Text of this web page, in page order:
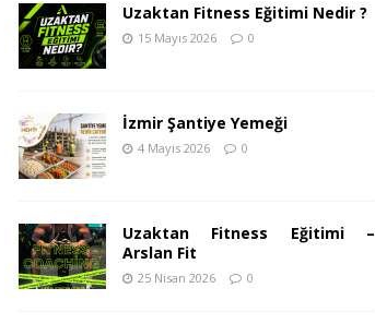
Uzaktan Fitness Eğitimi Nedir ?
15 Mayıs 2026 0
İzmir Şantiye Yemeği
4 Mayıs 2026 0
Uzaktan Fitness Eğitimi –
Arslan Fit
25 Nisan 2026 0